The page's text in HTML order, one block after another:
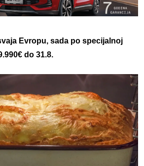
Evropu, sada po specijalnoj
do 31.8.